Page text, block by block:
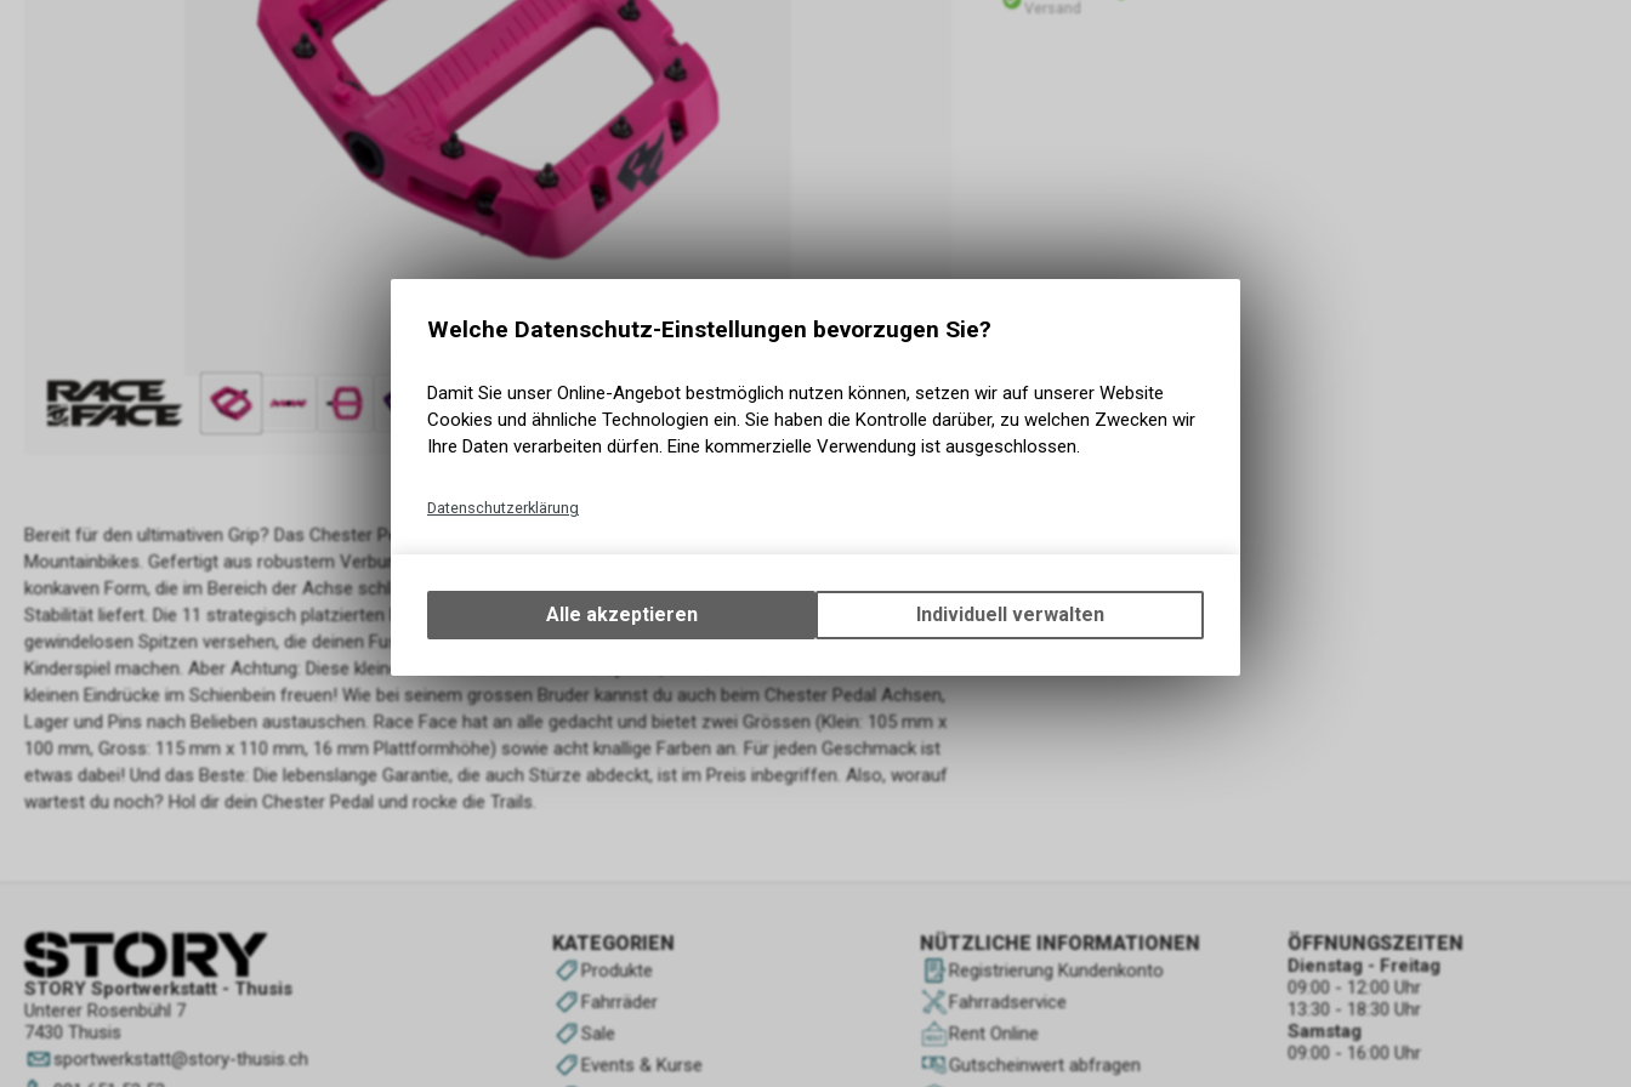
Versand
Bereit für den ultimativen Grip? Das Chester Pedal von Race Face ist dein treuer Begleiter für Trail, Enduro und E-
Mountainbikes. Gefertigt aus robustem Verbundwerkstoff, präsentiert sich dieses Pedal mit einer smarten,
konkaven Form, die im Bereich der Achse schlanker wird und dir ein unvergleichliches Fahrgefühl und bombenfeste
Stabilität liefert. Die 11 strategisch platzierten Pins auf jeder Seite – drei mehr als beim Vorgänger – sind mit
gewindelosen Spitzen versehen, die deinen Fuss in Position halten und Positionswechsel während der Fahrt zum
Kinderspiel machen. Aber Achtung: Diese kleinen Teufel hinterlassen ihre Spuren, und dein Arzt wird sich über die
kleinen Eindrücke im Schienbein freuen! Wie bei seinem grossen Bruder kannst du auch beim Chester Pedal Achsen,
Lager und Pins nach Belieben austauschen. Race Face hat an alle gedacht und bietet zwei Grössen (Klein: 105 mm x
100 mm, Gross: 115 mm x 110 mm, 16 mm Plattformhöhe) sowie acht knallige Farben an. Für jeden Geschmack ist
etwas dabei! Und das Beste: Die lebenslange Garantie, die auch Stürze abdeckt, ist im Preis inbegriffen. Also, worauf
wartest du noch? Hol dir dein Chester Pedal und rocke die Trails.
STORY Sportwerkstatt - Thusis
Unterer Rosenbühl 7
7430 Thusis
sportwerkstatt@story-thusis.ch
KATEGORIEN
Produkte
Fahrräder
Sale
Events & Kurse
NÜTZLICHE INFORMATIONEN
Registrierung Kundenkonto
Fahrradservice
Rent Online
Gutscheinwert abfragen
ÖFFNUNGSZEITEN
Dienstag - Freitag
09:00 - 12:00 Uhr
13:30 - 18:30 Uhr
Samstag
09:00 - 16:00 Uhr
Welche Datenschutz-Einstellungen bevorzugen Sie?
Damit Sie unser Online-Angebot bestmöglich nutzen können, setzen wir auf unserer Website
Cookies und ähnliche Technologien ein. Sie haben die Kontrolle darüber, zu welchen Zwecken wir
Ihre Daten verarbeiten dürfen. Eine kommerzielle Verwendung ist ausgeschlossen.
Datenschutzerklärung
Ihrem Gerät, um die grundlegenden Funktionen unseres Online-Angebots, wie die
Verwendung des Warenkorbs, zu ermöglichen. Bitte beachten Sie, dass die
zulassen.
Alle akzeptieren Individuell verwalten